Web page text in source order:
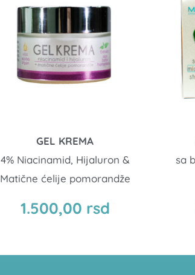
GEL KREMA
4% Niacinamid, Hijaluron &
Matične ćelije pomorandže
1.500,00 rsd
sa